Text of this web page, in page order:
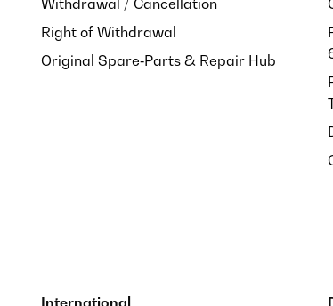
Withdrawal / Cancellation
Right of Withdrawal
Original Spare‑Parts & Repair Hub
International